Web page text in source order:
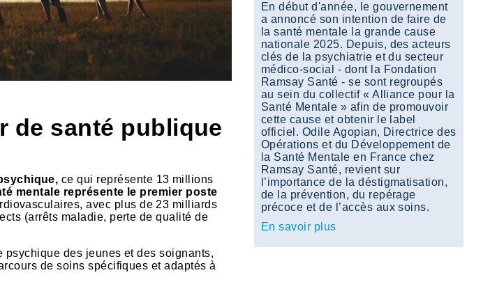
de santé publique
ce qui représente 13 millions
mentale représente le premier poste
avec plus de 23 milliards
(arrêts maladie, perte de qualité de
des jeunes et des soignants,
de soins spécifiques et adaptés à
En début d'année, le gouvernement
a annoncé son intention de faire de
la santé mentale la grande cause
nationale 2025. Depuis, des acteurs
clés de la psychiatrie et du secteur
médico-social - dont la Fondation
Ramsay Santé - se sont regroupés
au sein du collectif « Alliance pour la
Santé Mentale » afin de promouvoir
cette cause et obtenir le label
officiel. Odile Agopian, Directrice des
Opérations et du Développement de
la Santé Mentale en France chez
Ramsay Santé, revient sur
l’importance de la déstigmatisation,
de la prévention, du repérage
précoce et de l’accès aux soins.
En savoir plus